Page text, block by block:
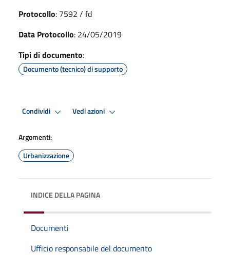
Protocollo: 7592 / fd
Data Protocollo: 24/05/2019
Tipi di documento:
Documento (tecnico) di supporto
Condividi Vedi azioni
Argomenti:
Urbanizzazione
INDICE DELLA PAGINA
Documenti
Ufficio responsabile del documento